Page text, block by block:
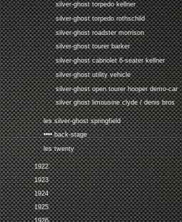
silver-ghost torpedo kellner
silver-ghost torpedo rothschild
silver-ghost roadster morrison
silver-ghost tourer barker
silver-ghost cabriolet 6-seater kellner
silver-ghost utility vehicle
silver-ghost open tourer hooper demo-car
silver ghost limousine clyde / denis bros
les silver-ghost springfield
•••• back-stage
les twenty
1922
1923
1924
1925
1926